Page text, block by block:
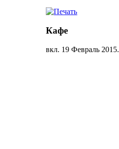
Кафе
вкл. 19 Февраль 2015.